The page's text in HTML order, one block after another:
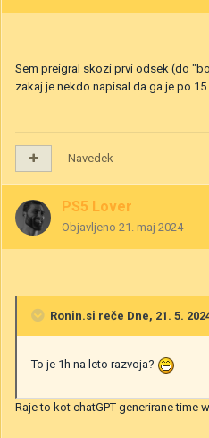
Sem preigral skozi prvi odsek (do
zakaj je nekdo napisal da ga je po 15
Navedek
PS5 Lover
Objavljeno 21. maj 2024
Ronin.si reče Dne, 21. 5.
To je 1h na leto razvoja?
Raje to kot chatGPT generirane time